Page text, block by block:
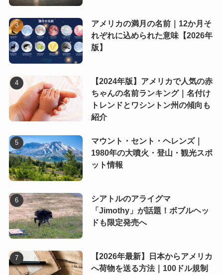
アメリカの満月の名前｜12か月そ
れぞれに込められた意味【2026年
版】
【2024年版】アメリカで人気の赤
ちゃんの名前ランキング｜名付け
トレンドとワシントン州の傾向も
紹介
マウント・セント・ヘレンズ｜
1980年の大噴火・登山・観光スポ
ット情報
シアトルのアライグマ
「Jimothy」が話題！ボブルヘッ
ドも限定発売へ
【2026年最新】日本からアメリカ
へ荷物を送る方法｜100ドル規制